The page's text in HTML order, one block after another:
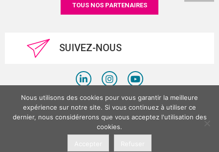
TOUS NOS PARTENAIRES
SUIVEZ-NOUS
Politique de confidentialité
Mentions légales
Nous utilisons des cookies pour vous garantir la meilleure
expérience sur notre site. Si vous continuez à utiliser ce
dernier, nous considérerons que vous acceptez l'utilisation des
cookies.
Accepter Refuser